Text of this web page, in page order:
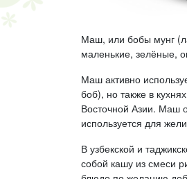
Маш, или бобы мунг
маленькие, зелёные,
Маш активно
боб), но также в
Восточной Азии. Маш
используется для
В узбекской и
собой кашу из смеси